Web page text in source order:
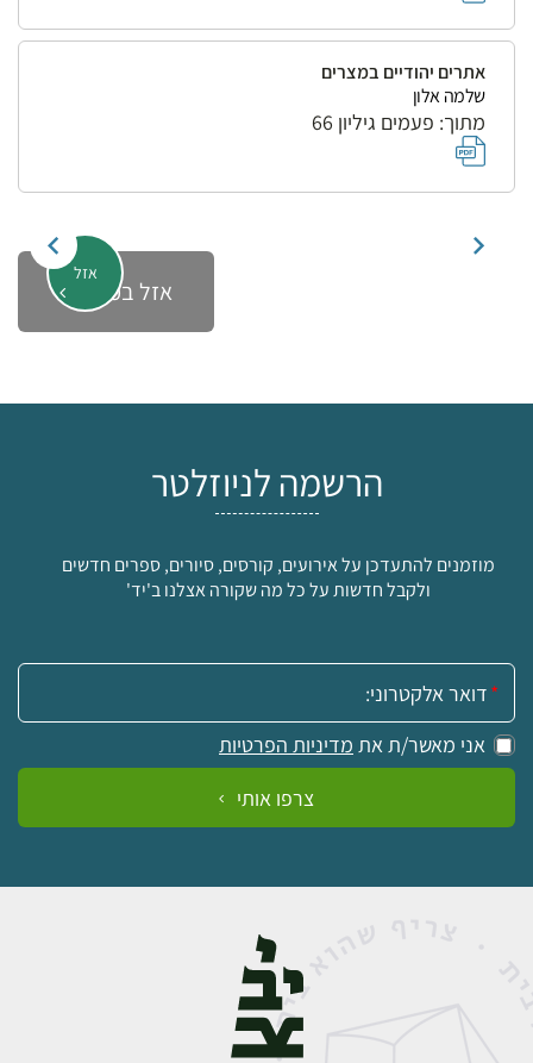
אתרים יהודיים במצרים
שלמה אלון
מתוך: פעמים גיליון 66
אזל
אזל במלאי
הרשמה לניוזלטר
מוזמנים להתעדכן על אירועים, קורסים, סיורים, ספרים חדשים
ולקבל חדשות על כל מה שקורה אצלנו ב'יד'
אימייל:
אני מאשר/ת את מדיניות הפרטיות
צרפו אותי